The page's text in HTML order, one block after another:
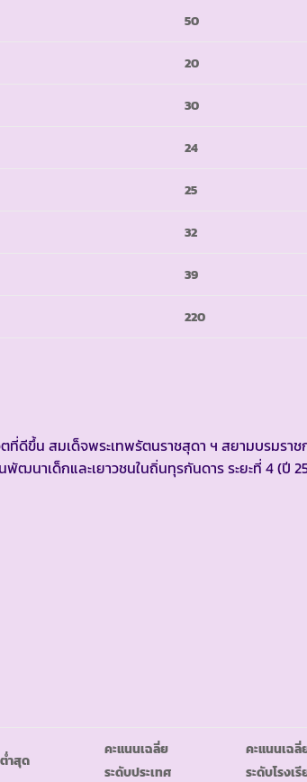
50
20
30
24
25
32
39
220
น สมเด็จพระเทพรัตนราชสุดา ฯ สยามบรมราช
ฒนาเด็กและเยาวชนในถิ่นทุรกันดาร ระยะที่ 4 (ปี
ำสุด
คะแนนเฉลี่ย
ระดับประเทศ
คะแนนเฉลี่
ระดับโรงเ